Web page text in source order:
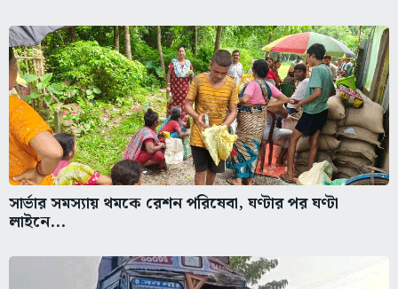
সার্ভার সমস্যায় থমকে রেশন পরিষেবা, ঘণ্টার পর ঘণ্টা
লাইনে...